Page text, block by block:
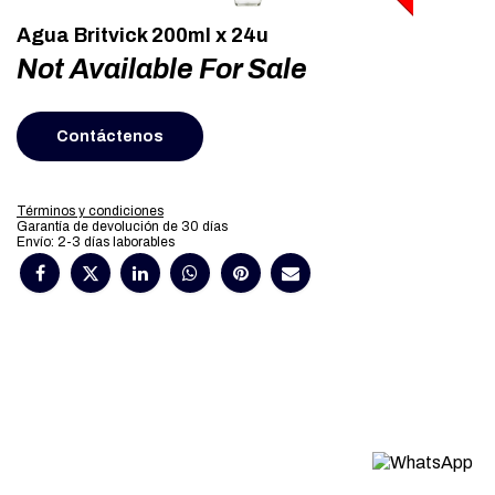
Agua Britvick 200ml x 24u
Not Available For Sale
Contáctenos
Términos y condiciones
Garantía de devolución de 30 días
Envío: 2-3 días laborables